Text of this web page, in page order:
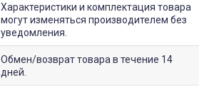
Характеристики и комплектация товара
могут изменяться производителем без
уведомления.
Обмен/возврат товара в течение 14
дней.